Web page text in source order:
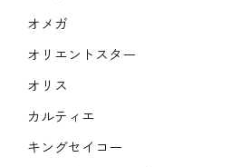
オメガ
オリエントスター
オリス
カルティエ
キングセイコー